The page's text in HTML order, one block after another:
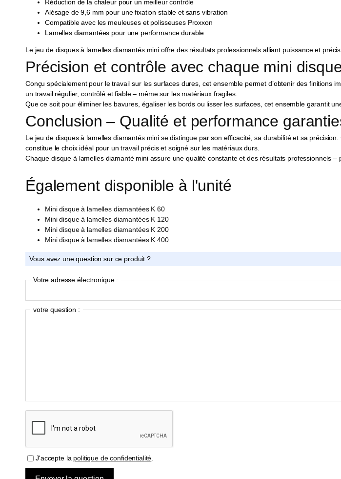
Réduction de la chaleur pour un meilleur contrôle
Alésage de 9,6 mm pour une fixation stable et sans vibration
Compatible avec les meuleuses et polisseuses Proxxon
Lamelles diamantées pour une performance durable
Le jeu de disques à lamelles diamantés mini offre des résultats professionnels alliant puissance et
Précision et contrôle avec chaque mini
Conçu spécialement pour le travail sur les surfaces dures, cet ensemble permet d’obtenir des
un travail régulier, contrôlé et fiable – même sur les matériaux fragiles.
Que ce soit pour éliminer les bavures, égaliser les bords ou lisser les surfaces, cet ensemble garantit
Conclusion – Qualité et performance
Le jeu de disques à lamelles diamantés mini se distingue par son efficacité, sa durabilité et sa
constitue le choix idéal pour un travail précis et soigné sur les matériaux durs.
Chaque disque à lamelles diamanté mini assure une qualité constante et des résultats professionnels –
Également disponible à l'unité
Mini disque à lamelles diamantées K 60
Mini disque à lamelles diamantées K 120
Mini disque à lamelles diamantées K 200
Mini disque à lamelles diamantées K 400
Vous avez une question sur ce produit ?
Votre adresse électronique :
votre question :
J'accepte la politique de confidentialité